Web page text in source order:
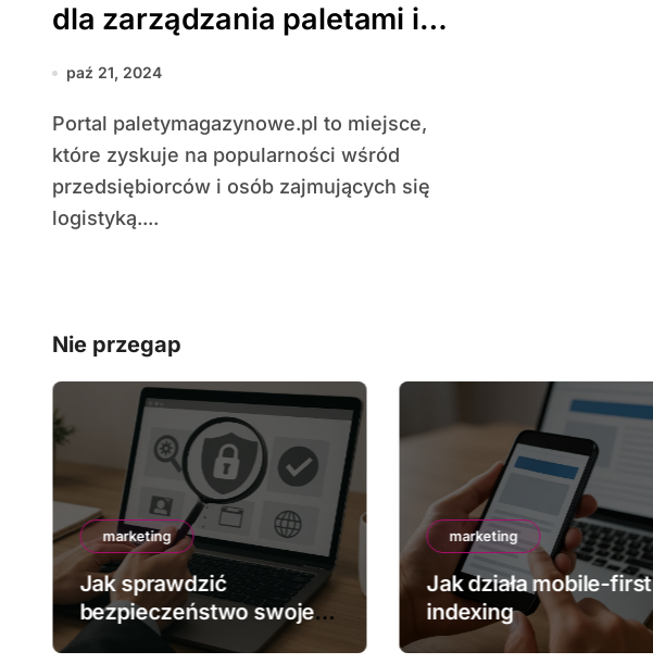
dla zarządzania paletami i
magazynami
paź 21, 2024
Portal paletymagazynowe.pl to miejsce,
które zyskuje na popularności wśród
przedsiębiorców i osób zajmujących się
logistyką....
Nie przegap
marketing
Jak sprawdzić
bezpieczeństwo swojej
strony
marketing
Jak działa mobile-first
indexing